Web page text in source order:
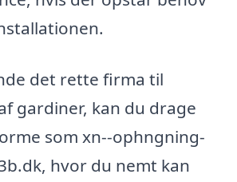
det rette firma til
gardiner, kan du drage
som xn--ophngning-
hvor du nemt kan